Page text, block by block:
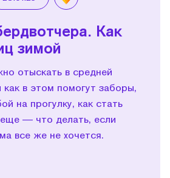
Как
зимой
отыскать в средней
как в этом помогут заборы,
на прогулку, как стать
— что делать, если
все же не хочется.